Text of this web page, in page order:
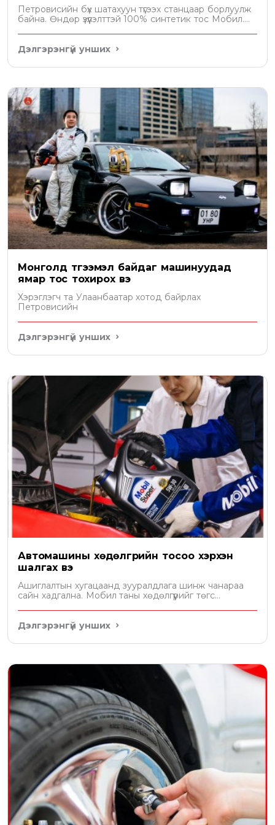
Петровисийн бүх шатахуун түгээх станцаар борлуулж
байна. Өндөр үзүүлэлттэй 100% синтетик тос Мобил....
Дэлгэрэнгүй унших
Монголд түгээмэл байдаг машинуудад
ямар тос тохирох вэ
Хэрэглэгч та Улаанбаатар хотод байрлах
Петровисийн
Дэлгэрэнгүй унших
Автомашины хөдөлгүүрийн тосоо хэрхэн
шалгах вэ
Ашиглалтын хугацаанд зууралдлага шинж чанараа
сайн хадгална. Мобил таны хөдөлгүүрийг төгс
Дэлгэрэнгүй унших